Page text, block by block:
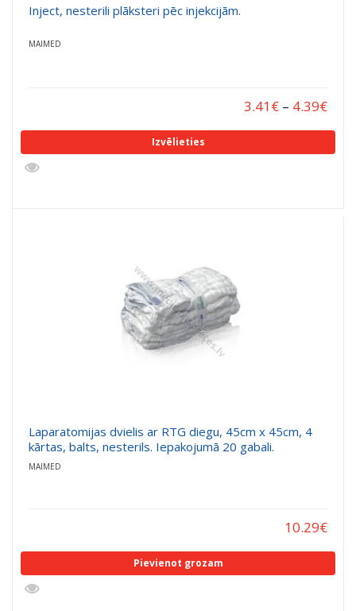
Inject, nesterili plāksteri pēc injekcijām.
MAIMED
3.41€ – 4.39€
Izvēlieties
Laparatomijas dvielis ar RTG diegu, 45cm x 45cm, 4
kārtas, balts, nesterils. Iepakojumā 20 gabali.
MAIMED
10.29€
Pievienot grozam